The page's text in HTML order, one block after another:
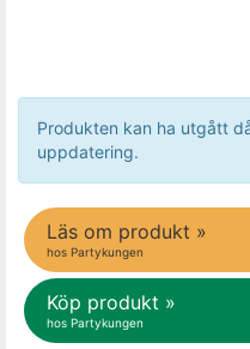
Produkten kan ha utgått
uppdatering.
Läs om produkt »
hos Partykungen
Köp produkt »
hos Partykungen